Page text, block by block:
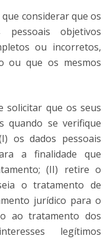
considerar que os
pessoais objetivos
ou incorretos,
ou que os mesmos
solicitar que os seus
quando se verifique
os dados pessoais
a finalidade que
(II) retire o
o tratamento de
jurídico para o
ao tratamento dos
legítimos